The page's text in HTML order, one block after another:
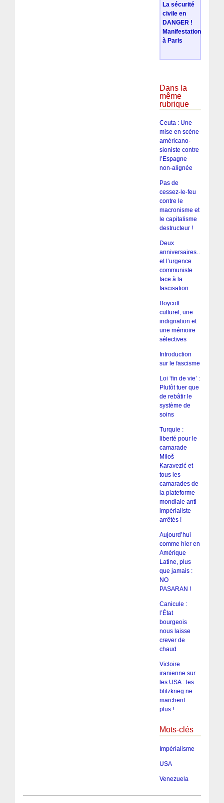
La sécurité
civile en
DANGER !
Manifestation
à Paris
Dans la
même
rubrique
Ceuta : Une
mise en scène
américano-
sioniste contre
l’Espagne
non-alignée
Pas de
cessez-le-feu
contre le
macronisme et
le capitalisme
destructeur !
Deux
anniversaires…
et l’urgence
communiste
face à la
fascisation
Boycott
culturel, une
indignation et
une mémoire
sélectives
Introduction
sur le fascisme
Loi ‘fin de vie’ :
Plutôt tuer que
de rebâtir le
système de
soins
Turquie :
liberté pour le
camarade
Miloš
Karavezić et
tous les
camarades de
la plateforme
mondiale anti-
impérialiste
arrêtés !
Aujourd’hui
comme hier en
Amérique
Latine, plus
que jamais :
NO
PASARAN !
Canicule :
l’État
bourgeois
nous laisse
crever de
chaud
Victoire
iranienne sur
les USA : les
blitzkrieg ne
marchent
plus !
Mots-clés
Impérialisme
USA
Venezuela